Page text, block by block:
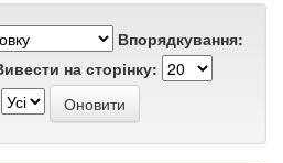
Впорядкування:
на сторінку: